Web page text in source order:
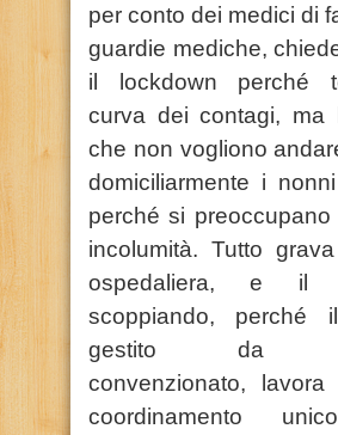
per conto dei medici di
guardie mediche,
il lockdown perché
curva dei contagi, ma
che non vogliono
domiciliarmente i
perché si
incolumità. Tutto
ospedaliera, e il
scoppiando, perché
gestito da
convenzionato,
coordinamento